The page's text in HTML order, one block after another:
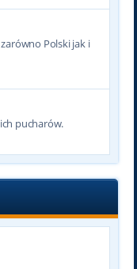
Polski jak i
pucharów.